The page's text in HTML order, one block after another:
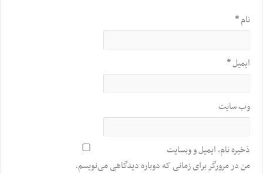
نام*
ایمیل*
وب‌ سایت
ذخیره نام، ایمیل و وبسایت
من در مرورگر برای زمانی که دوباره دیدگاهی می‌نویسم.